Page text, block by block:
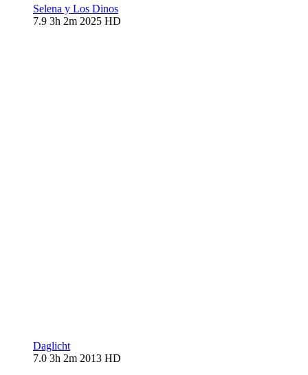
Selena y Los Dinos
7.9 3h 2m 2025 HD
Daglicht
7.0 3h 2m 2013 HD